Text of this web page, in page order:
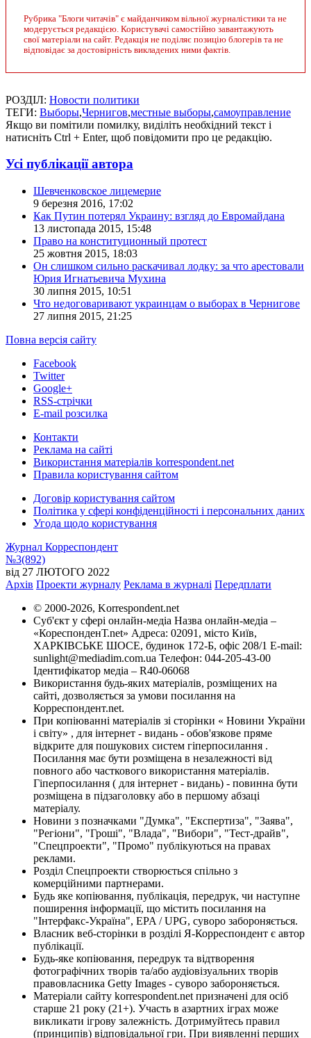
Рубрика "Блоги читачів" є майданчиком вільної журналістики та не
модерується редакцією. Користувачі самостійно завантажують
свої матеріали на сайт. Редакція не поділяє позицію блогерів та не
відповідає за достовірність викладених ними фактів.
РОЗДІЛ: Новости политики
ТЕГИ: Выборы,Чернигов,местные выборы,самоуправление
Якщо ви помітили помилку, виділіть необхідний текст і
натисніть Ctrl + Enter, щоб повідомити про це редакцію.
Усі публікації автора
Шевченковское лицемерие
9 березня 2016, 17:02
Как Путин потерял Украину: взгляд до Евромайдана
13 листопада 2015, 15:48
Право на конституционный протест
25 жовтня 2015, 18:03
Он слишком сильно раскачивал лодку: за что арестовали
Юрия Игнатьевича Мухина
30 липня 2015, 10:51
Что недоговаривают украинцам о выборах в Чернигове
27 липня 2015, 21:25
Повна версія сайту
Facebook
Twitter
Google+
RSS-стрічки
E-mail розсилка
Контакти
Реклама на сайті
Використання матеріалів korrespondent.net
Правила користування сайтом
Договір користування сайтом
Політика у сфері конфіденційності і персональних даних
Угода щодо користування
Журнал Корреспондент
№3(892)
від 27 ЛЮТОГО 2022
Архів Проекти журналу Реклама в журналі Передплати
© 2000-2026, Korrespondent.net
Суб'єкт у сфері онлайн-медіа Назва онлайн-медіа –
«КореспонденТ.net» Адреса: 02091, місто Київ,
ХАРКІВСЬКЕ ШОСЕ, будинок 172-Б, офіс 208/1 E-mail:
sunlight@mediadim.com.ua Телефон: 044-205-43-00
Ідентифікатор медіа – R40-06068
Використання будь-яких матеріалів, розміщених на
сайті, дозволяється за умови посилання на
Корреспондент.net.
При копіюванні матеріалів зі сторінки « Новини України
і світу» , для інтернет - видань - обов'язкове пряме
відкрите для пошукових систем гіперпосилання .
Посилання має бути розміщена в незалежності від
повного або часткового використання матеріалів.
Гіперпосилання ( для інтернет - видань) - повинна бути
розміщена в підзаголовку або в першому абзаці
матеріалу.
Новини з позначками "Думка", "Експертиза", "Заява",
"Регіони", "Гроші", "Влада", "Вибори", "Тест-драйв",
"Спецпроекти", "Промо" публікуються на правах
реклами.
Розділ Спецпроекти створюється спільно з
комерційними партнерами.
Будь яке копіювання, публікація, передрук, чи наступне
поширення інформації, що містить посилання на
"Інтерфакс-Україна", EPA / UPG, суворо забороняється.
Власник веб-сторінки в розділі Я-Корреспондент є автор
публікації.
Будь-яке копіювання, передрук та відтворення
фотографічних творів та/або аудіовізуальних творів
правовласника Getty Images - суворо забороняється.
Матеріали сайту korrespondent.net призначені для осіб
старше 21 року (21+). Участь в азартних іграх може
викликати ігрову залежність. Дотримуйтесь правил
(принципів) відповідальної гри. При виявленні перших